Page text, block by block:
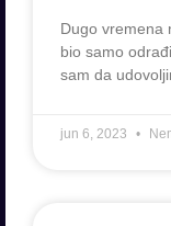
Dugo vremena
bio samo
sam da
jun 6, 2023